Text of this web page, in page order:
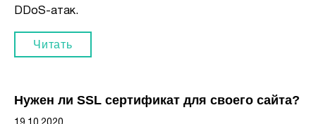
DDoS-атак.
Читать
Нужен ли SSL сертификат для своего сайта?